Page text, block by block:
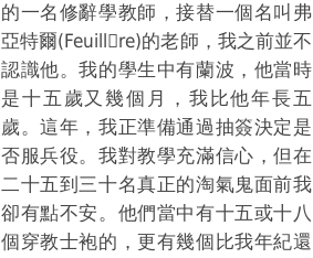
的一名修辭學教師，接替一個名叫弗
亞特爾(Feuillre)的老師，我之前並不
認識他。我的學生中有蘭波，他當時
是十五歲又幾個月，我比他年長五
歲。這年，我正準備通過抽簽決定是
否服兵役。我對教學充滿信心，但在
二十五到三十名真正的淘氣鬼面前我
卻有點不安。他們當中有十五或十八
個穿教士袍的，更有幾個比我年紀還